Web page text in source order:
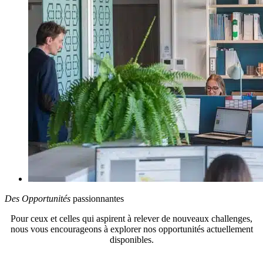
Des Opportunités passionnantes
Pour ceux et celles qui aspirent à relever de nouveaux challenges,
nous vous encourageons à explorer nos opportunités actuellement
disponibles.